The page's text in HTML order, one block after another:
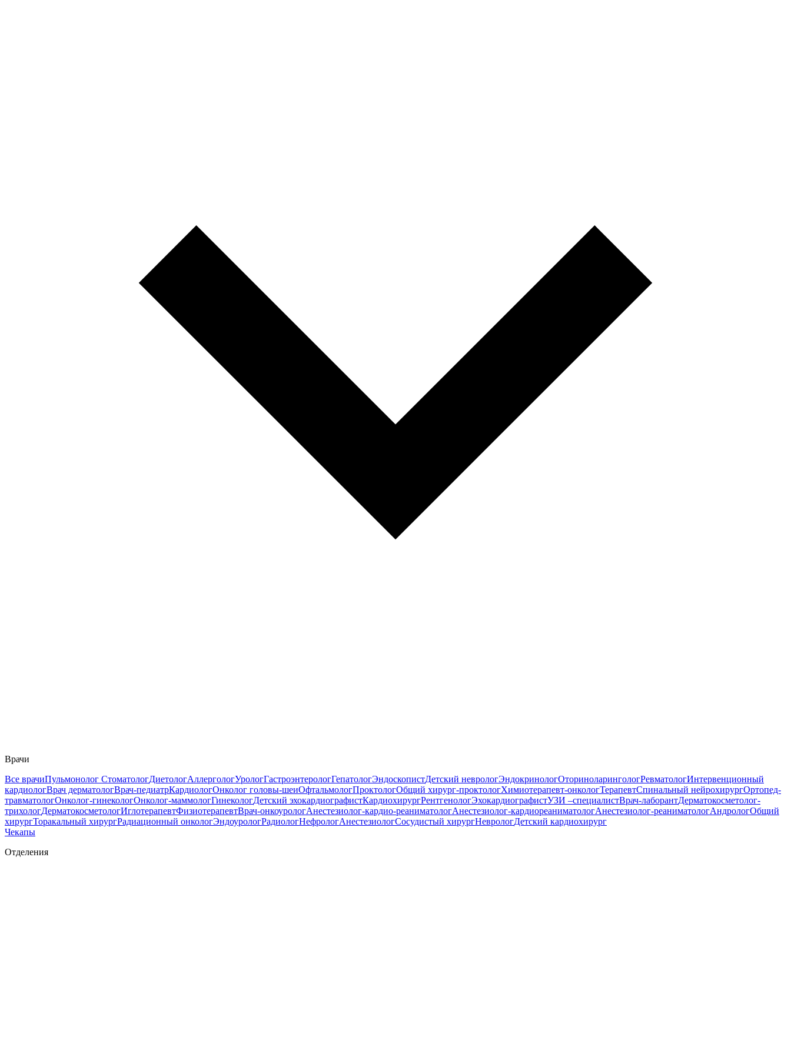
Врачи
Все врачиПульмонолог СтоматологДиетологАллергологУрологГастроэнтерологГепатологЭндоскопистДетский неврологЭндокринологОториноларингологРевматологИнтервенционный
кардиологВрач дерматологВрач-педиатрКардиологОнколог головы-шеиОфтальмологПроктологОбщий хирург-проктологХимиотерапевт-онкологТерапевтСпинальный нейрохирургОртопед-
травматологОнколог-гинекологОнколог-маммологГинекологДетский эхокардиографистКардиохирургРентгенологЭхокардиографистУЗИ –специалистВрач-лаборантДерматокосметолог-
трихологДерматокосметологИглотерапевтФизиотерапевтВрач-онкоурологАнестезиолог-кардио-реаниматологАнестезиолог-кардиореаниматологАнестезиолог-реаниматологАндрологОбщий
хирургТоракальный хирургРадиационный онкологЭндоурологРадиологНефрологАнестезиологСосудистый хирургНеврологДетский кардиохирург
Чекапы
Отделения